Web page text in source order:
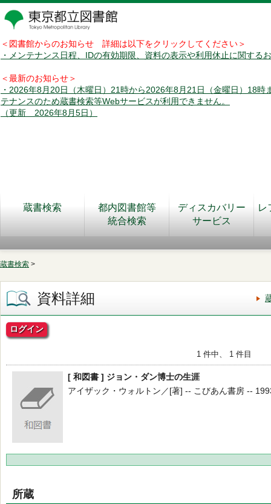
＜図書館からのお知らせ 詳細は以下をクリックしてください＞
・メンテナンス日程、IDの有効期限、資料の表示や利用休止に関する
＜最新のお知らせ＞
・2026年8月20日（木曜日）21時から2026年8月21日（金曜日）18時
テナンスのため蔵書検索等Webサービスが利用できません。
（更新 2026年8月5日）
蔵書検索
都内図書館等
統合検索
ディスカバリー
サービス
レ
蔵書検索 >
資料詳細
ログイン
1 件中、 1 件目
[ 和図書 ] ジョン・ダン博士の生涯
アイザック・ウォルトン／[著] -- こびあん書房 --
所蔵